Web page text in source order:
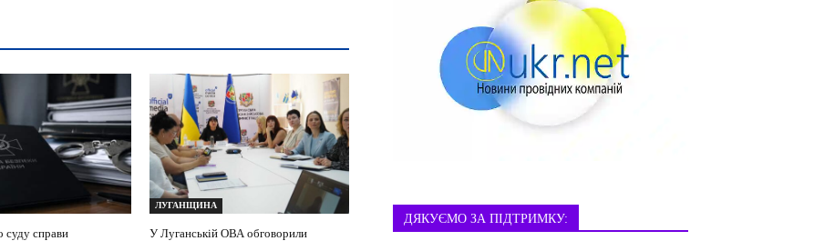
суду справи
ЛУГАНЩИНА
У Луганській ОВА обговорили
ДЯКУЄМО ЗА ПІДТРИМКУ: